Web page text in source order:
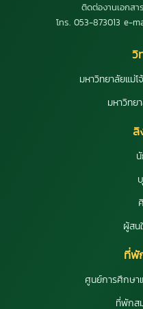
ติดต่องานเอกส
โทร. 053-873013 e-
วิ
มหาวิทยาลัยแม่
มหาวิทย
ผู้สน
ที่พั
ศูนย์การศึกษา
ที่พักส